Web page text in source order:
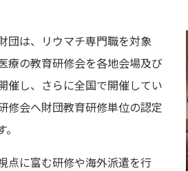
団は、リウマチ専門職を対象
療の教育研修会を各地会場及び
催し、さらに全国で開催してい
修会へ財団教育研修単位の認定
点に富む研修や海外派遣を行